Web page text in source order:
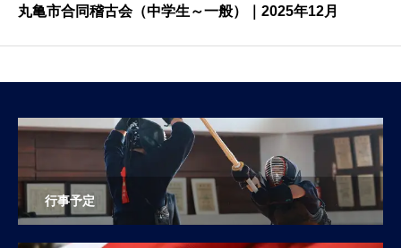
丸亀市合同稽古会（中学生～一般）｜2025年12月
行事予定